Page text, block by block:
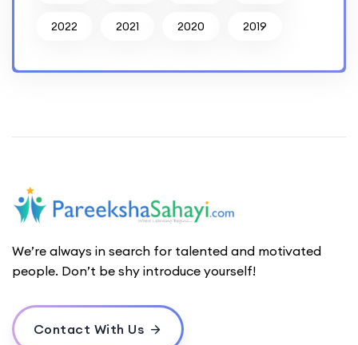
2022 2021 2020 2019
We’re always in search for talented and motivated
people. Don’t be shy introduce yourself!
Contact With Us